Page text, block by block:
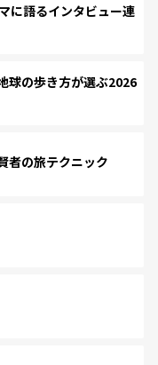
に語るインタビュー連
球の歩き方が選ぶ2026
者の旅テクニック